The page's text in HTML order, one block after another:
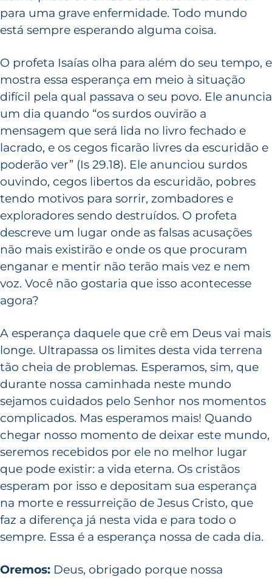
para uma grave enfermidade. Todo mundo
está sempre esperando alguma coisa.
O profeta Isaías olha para além do seu tempo, e
mostra essa esperança em meio à situação
difícil pela qual passava o seu povo. Ele anuncia
um dia quando “os surdos ouvirão a
mensagem que será lida no livro fechado e
lacrado, e os cegos ficarão livres da escuridão e
poderão ver” (Is 29.18). Ele anunciou surdos
ouvindo, cegos libertos da escuridão, pobres
tendo motivos para sorrir, zombadores e
exploradores sendo destruídos. O profeta
descreve um lugar onde as falsas acusações
não mais existirão e onde os que procuram
enganar e mentir não terão mais vez e nem
voz. Você não gostaria que isso acontecesse
agora?
A esperança daquele que crê em Deus vai mais
longe. Ultrapassa os limites desta vida terrena
tão cheia de problemas. Esperamos, sim, que
durante nossa caminhada neste mundo
sejamos cuidados pelo Senhor nos momentos
complicados. Mas esperamos mais! Quando
chegar nosso momento de deixar este mundo,
seremos recebidos por ele no melhor lugar
que pode existir: a vida eterna. Os cristãos
esperam por isso e depositam sua esperança
na morte e ressurreição de Jesus Cristo, que
faz a diferença já nesta vida e para todo o
sempre. Essa é a esperança nossa de cada dia.
Oremos: Deus, obrigado porque nossa